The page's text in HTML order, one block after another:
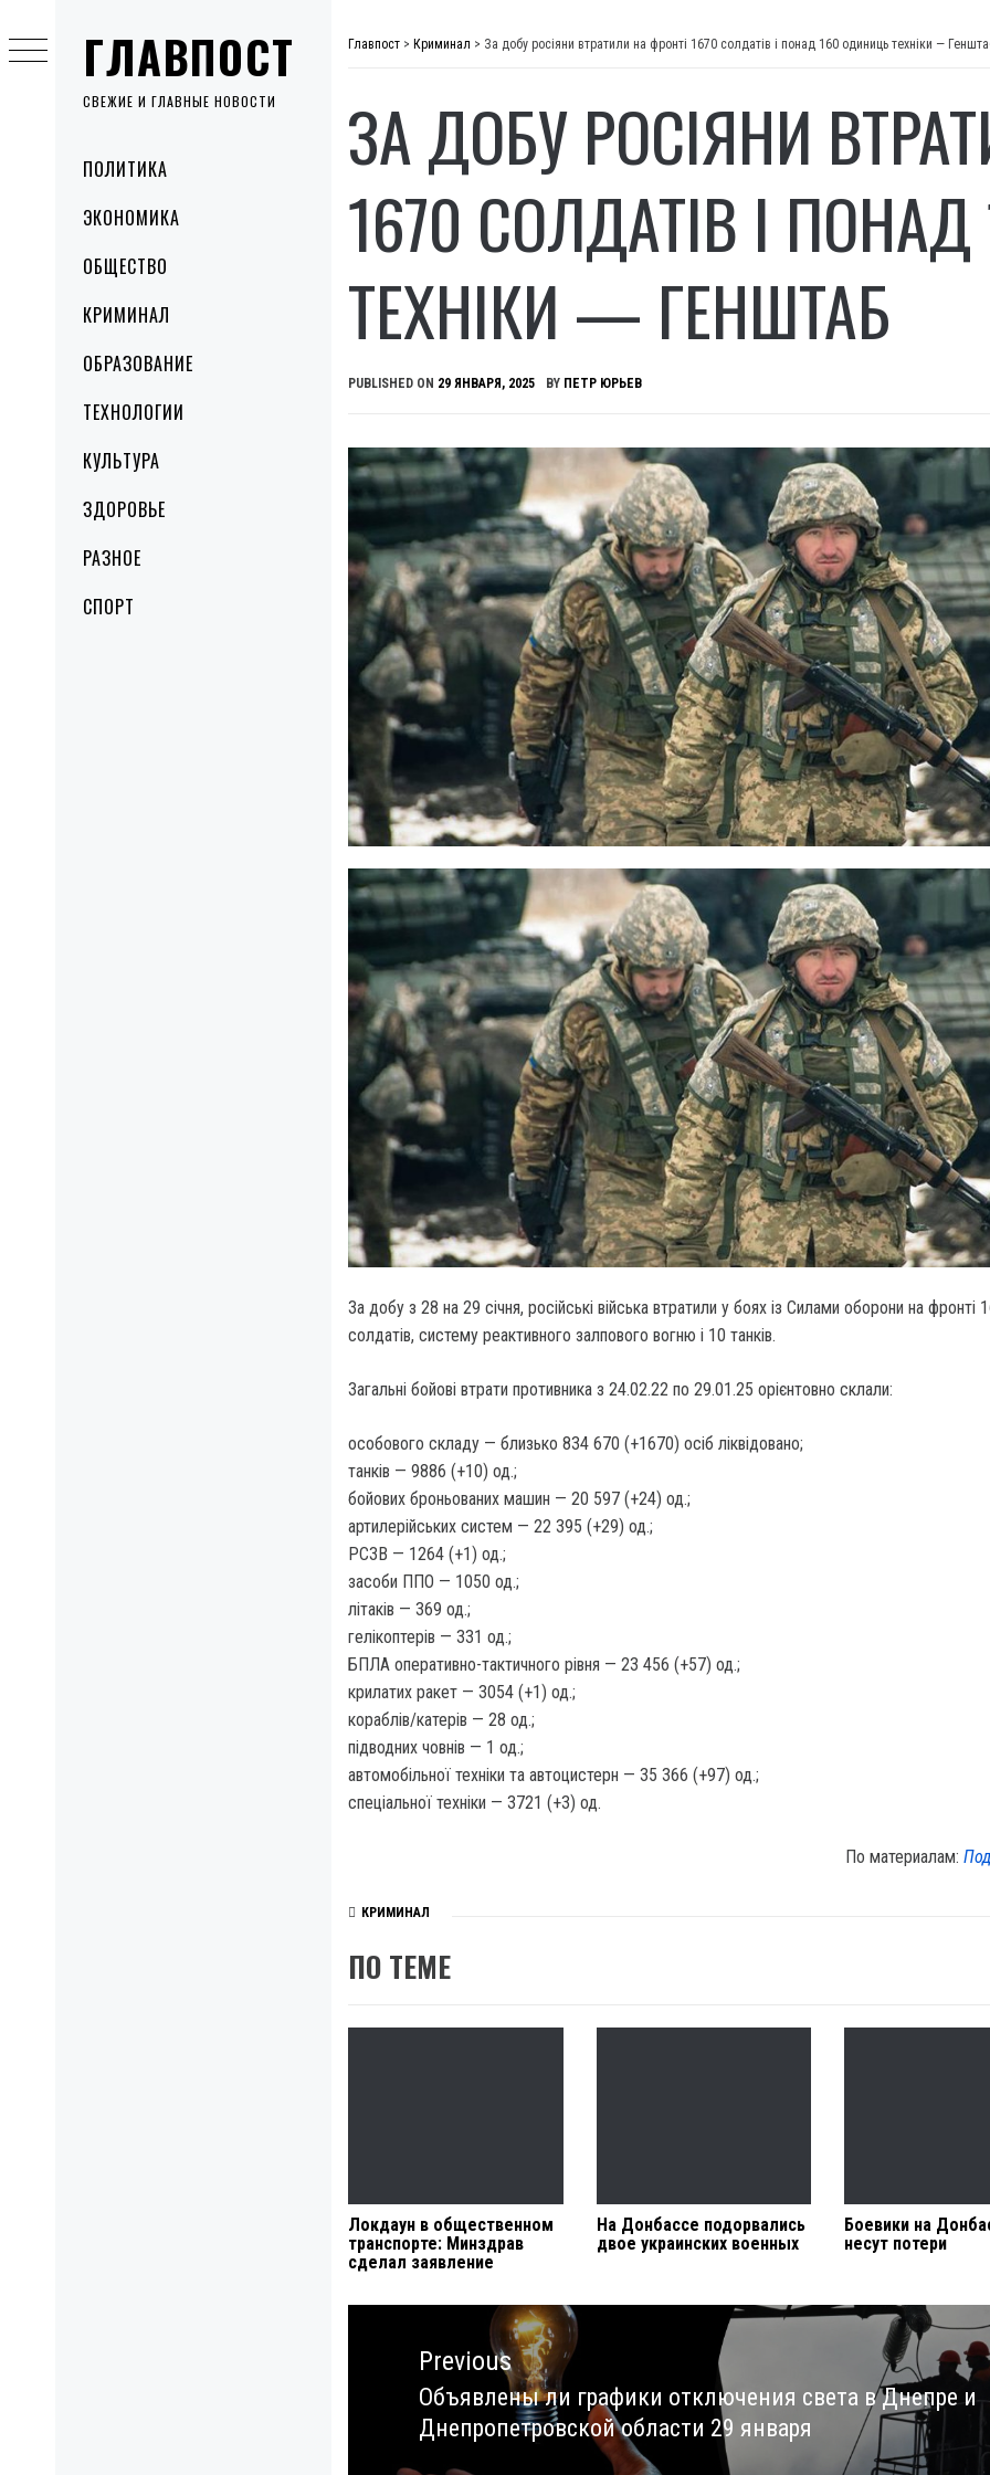
ГЛАВПОСТ
СВЕЖИЕ И ГЛАВНЫЕ НОВОСТИ
MenuПОЛИТИКА
ЭКОНОМИКА
ОБЩЕСТВО
КРИМИНАЛ
ОБРАЗОВАНИЕ
ТЕХНОЛОГИИ
КУЛЬТУРА
ЗДОРОВЬЕ
РАЗНОЕ
СПОРТ
to
content
Главпост > Криминал > За добу росіяни втратили на фронті 1670 солдатів і понад 160 одиниць техніки —
ЗА ДОБУ РОСІЯНИ
1670 СОЛДАТІВ І
ТЕХНІКИ — ГЕНШТАБ
PUBLISHED ON 29 ЯНВАРЯ, 2025 BY ПЕТР ЮРЬЕВ
За добу з 28 на 29 січня, російські війська втратили у боях із Силами оборони на фронті
солдатів, систему реактивного залпового вогню і 10 танків.
Загальні бойові втрати противника з 24.02.22 по 29.01.25 орієнтовно склали:
особового складу — близько 834 670 (+1670) осіб ліквідовано;
танків — 9886 (+10) од.;
бойових броньованих машин — 20 597 (+24) од.;
артилерійських систем — 22 395 (+29) од.;
РСЗВ — 1264 (+1) од.;
засоби ППО — 1050 од.;
літаків — 369 од.;
гелікоптерів — 331 од.;
БПЛА оперативно-тактичного рівня — 23 456 (+57) од.;
крилатих ракет — 3054 (+1) од.;
кораблів/катерів — 28 од.;
підводних човнів — 1 од.;
автомобільної техніки та автоцистерн — 35 366 (+97) од.;
спеціальної техніки — 3721 (+3) од.
По материалам:
КРИМИНАЛ
ПО ТЕМЕ
Локдаун в общественном
транспорте: Минздрав
сделал заявление
На Донбассе подорвались
двое украинских военных
Боевики на
несут потери
Навигация
записямPrevious
Previous
post:
Объявлены ли графики отключения света в Днепре и
Днепропетровской области 29 января